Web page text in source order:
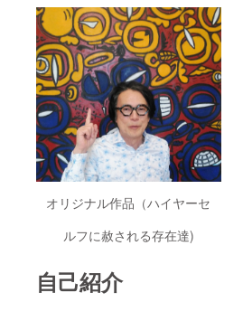
オリジナル作品（ハイヤーセ
ルフに赦される存在達)
自己紹介